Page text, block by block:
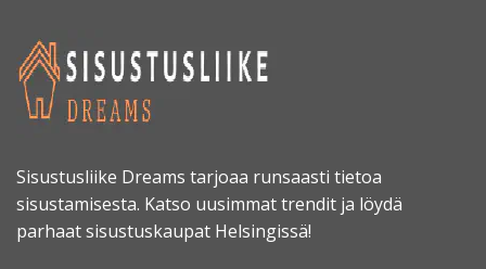
Sisustusliike Dreams tarjoaa runsaasti tietoa
sisustamisesta. Katso uusimmat trendit ja löydä
parhaat sisustuskaupat Helsingissä!